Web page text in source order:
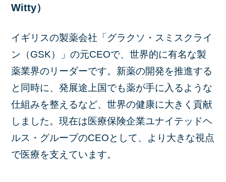
Witty）
イギリスの製薬会社「グラクソ・スミスクライ
ン（GSK）」の元CEOで、世界的に有名な製
薬業界のリーダーです。新薬の開発を推進する
と同時に、発展途上国でも薬が手に入るような
仕組みを整えるなど、世界の健康に大きく貢献
しました。現在は医療保険企業ユナイテッドヘ
ルス・グループのCEOとして、より大きな視点
で医療を支えています。